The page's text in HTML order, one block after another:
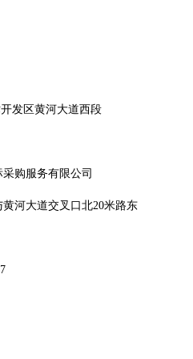
发区黄河大道西段
购服务有限公司
河大道交叉口北20米路东